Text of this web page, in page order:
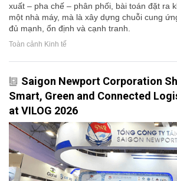
xuất – pha chế – phân phối, bài toán đặt ra
một nhà máy, mà là xây dựng chuỗi cung
đủ mạnh, ổn định và cạnh tranh.
Toàn cảnh Kinh tế
Saigon Newport Corporation
Smart, Green and Connected
at VILOG 2026